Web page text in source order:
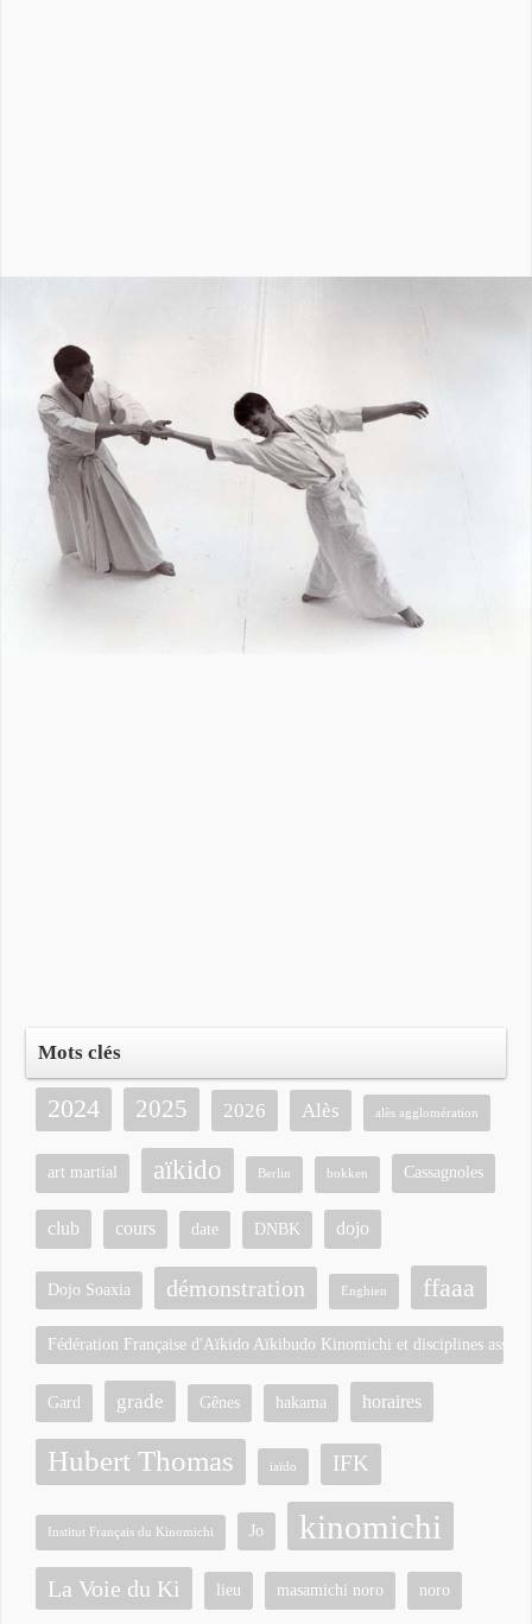
Mots clés
2024 2025 2026 Alès alès agglomération
art martial aïkido Berlin bokken Cassagnoles
club cours date DNBK dojo
Dojo Soaxia démonstration Enghien ffaaa
Fédération Française d'Aïkido Aïkibudo Kinomichi et disciplines
Gard grade Gênes hakama horaires
Hubert Thomas iaïdo IFK
Institut Français du Kinomichi Jo kinomichi
La Voie du Ki lieu masamichi noro noro